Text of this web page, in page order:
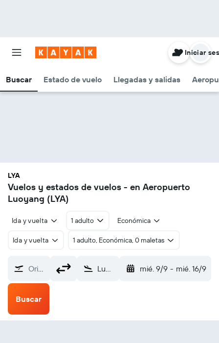
Buscar Estado de vuelo Llegadas y salidas
Iniciar
LYA
Vuelos y estados de vuelos - en Aeropuerto
Luoyang (LYA)
Ida y vuelta 1 adulto Económica
Ida y vuelta 1 adulto, Económica, 0 maletas
Origen Luoyang (LYA) mié. 9/9 - mié. 16/9
Buscar